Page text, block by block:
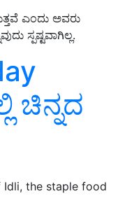
ಎಂದು ಅವರು
ಸ್ಪಷ್ಟವಾಗಿಲ್ಲ.
ಚಿನ್ನದ
the staple food